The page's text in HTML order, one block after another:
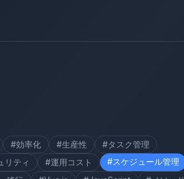
#効率化 #生産性
#タスク管理
リティ #運用コスト
#スケジュール管理